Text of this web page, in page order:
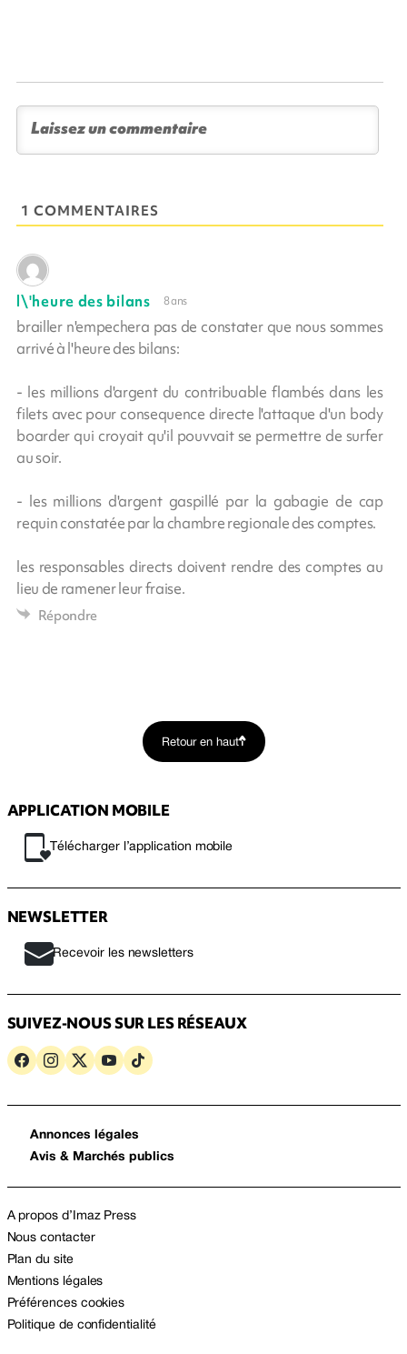
1 COMMENTAIRES
l\'heure des bilans 8 ans
brailler n'empechera pas de constater que nous sommes
arrivé à l'heure des bilans:
- les millions d'argent du contribuable flambés dans les
filets avec pour consequence directe l'attaque d'un body
boarder qui croyait qu'il pouvvait se permettre de surfer
au soir.
- les millions d'argent gaspillé par la gabagie de cap
requin constatée par la chambre regionale des comptes.
les responsables directs doivent rendre des comptes au
lieu de ramener leur fraise.
Répondre
Retour en haut
APPLICATION MOBILE
Télécharger l’application mobile
NEWSLETTER
Recevoir les newsletters
SUIVEZ-NOUS SUR LES RÉSEAUX
Annonces légales
Avis & Marchés publics
A propos d’Imaz Press
Nous contacter
Plan du site
Mentions légales
Préférences cookies
Politique de confidentialité